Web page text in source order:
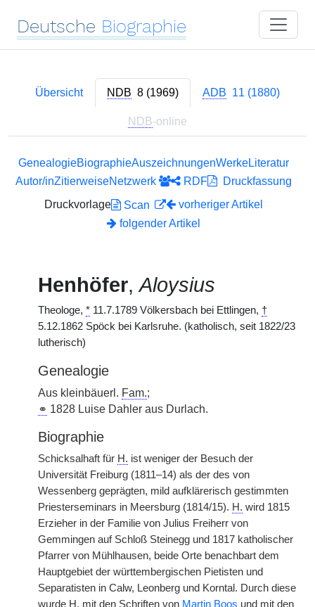
Deutsche Biographie
Übersicht NDB 8 (1969) ADB 11 (1880)
NDB-online
GenealogieBiographieAuszeichnungenWerkeLiteratur
Autor/inZitierweiseNetzwerk RDF
Druckfassung
Druckvorlage
Scan
vorheriger Artikel
folgender Artikel
Henhöfer,Aloysius
Theologe, * 11.7.1789 Völkersbach bei Ettlingen, †
5.12.1862 Spöck bei Karlsruhe. (katholisch, seit 1822/23
lutherisch)
Genealogie
Aus kleinbäuerl. Fam.;
⚭ 1828 Luise Dahler aus Durlach.
Biographie
Schicksalhaft für H. ist weniger der Besuch der
Universität Freiburg (1811–14) als der des von
Wessenberg geprägten, mild aufklärerisch gestimmten
Priesterseminars in Meersburg (1814/15). H. wird 1815
Erzieher in der Familie von Julius Freiherr von
Gemmingen auf Schloß Steinegg und 1817 katholischer
Pfarrer von Mühlhausen, beide Orte benachbart dem
Hauptgebiet der württembergischen Pietisten und
Separatisten in Calw, Leonberg und Korntal. Durch diese
wurde H. mit den Schriften von Martin Boos und mit den